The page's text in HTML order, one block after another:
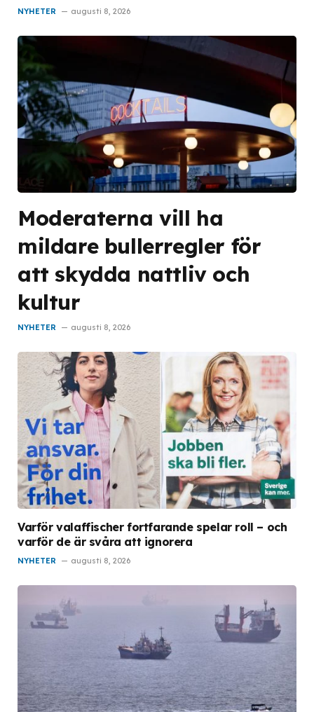
NYHETER augusti 8, 2026
Moderaterna vill ha
mildare bullerregler för
att skydda nattliv och
kultur
NYHETER augusti 8, 2026
Varför valaffischer fortfarande spelar roll – och
varför de är svåra att ignorera
NYHETER augusti 8, 2026